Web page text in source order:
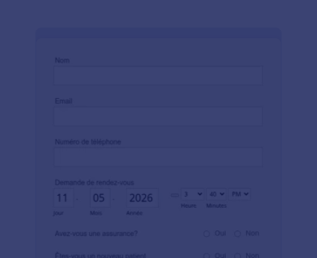
gratuit pour qu'il corresponde à votre pratique en
widgets et 130 applications tierces pour augmenter
automatiquement des rendez-vous dans votre
vos formulaires sont conformes à la loi HIPAA en
passant à un plan Silver ou Gold Jotform. En
numérisant votre pratique médicale avec un